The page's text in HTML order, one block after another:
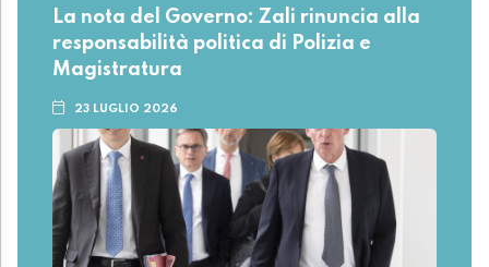
La nota del Governo: Zali rinuncia alla
responsabilità politica di Polizia e
Magistratura
23 LUGLIO 2026